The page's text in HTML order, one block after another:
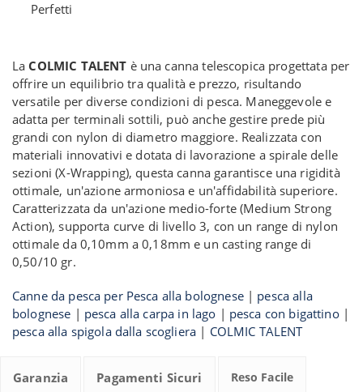
Perfetti
La COLMIC TALENT è una canna telescopica progettata per
offrire un equilibrio tra qualità e prezzo, risultando
versatile per diverse condizioni di pesca. Maneggevole e
adatta per terminali sottili, può anche gestire prede più
grandi con nylon di diametro maggiore. Realizzata con
materiali innovativi e dotata di lavorazione a spirale delle
sezioni (X-Wrapping), questa canna garantisce una rigidità
ottimale, un'azione armoniosa e un'affidabilità superiore.
Caratterizzata da un'azione medio-forte (Medium Strong
Action), supporta curve di livello 3, con un range di nylon
ottimale da 0,10mm a 0,18mm e un casting range di
0,50/10 gr.
Canne da pesca per Pesca alla bolognese| pesca alla
bolognese | pesca alla carpa in lago | pesca con bigattino|
pesca alla spigola dalla scogliera | COLMIC TALENT
Garanzia Pagamenti Sicuri Reso Facile